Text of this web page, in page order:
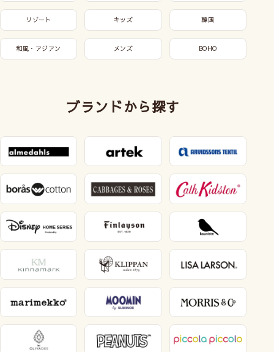
リゾート キッズ 韓国
和風・アジアン メンズ BOHO
ブランドから探す